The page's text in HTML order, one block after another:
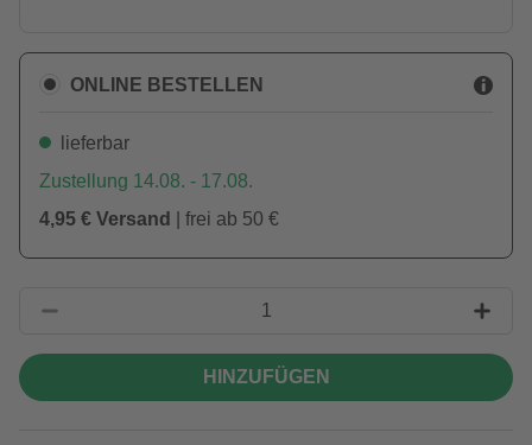
ONLINE BESTELLEN
lieferbar
Zustellung 14.08. - 17.08.
4,95 € Versand
| frei ab 50 €
HINZUFÜGEN